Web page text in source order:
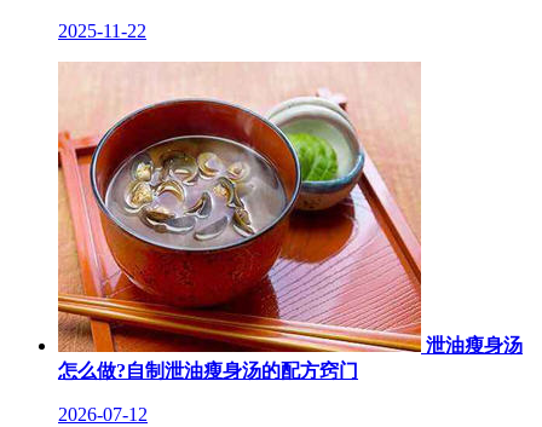
2025-11-22
泄油瘦身汤
怎么做?自制泄油瘦身汤的配方窍门
2026-07-12